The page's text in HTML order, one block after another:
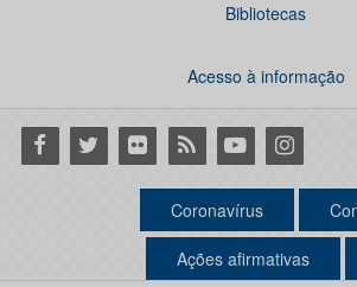
Bibliotecas
Acesso à informação
Facebook
Twitter Flickr RSS YoutubeInstagram
Coronavírus
Ações afirmativas